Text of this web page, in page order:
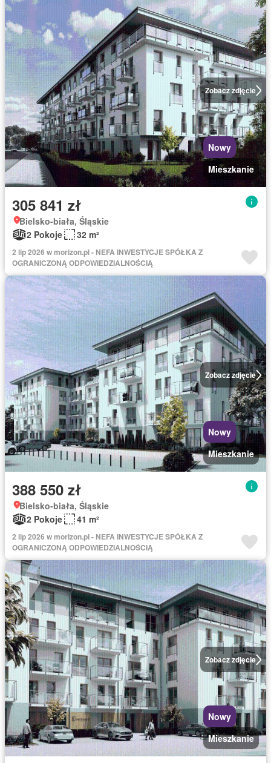
Zobacz zdjęcie
Nowy
Mieszkanie
305 841 zł
Bielsko-biała, Śląskie
2 Pokoje
32 m²
2 lip 2026 w morizon.pl - NEFA INWESTYCJE SPÓŁKA Z
OGRANICZONĄ ODPOWIEDZIALNOŚCIĄ
Zobacz zdjęcie
Nowy
Mieszkanie
388 550 zł
Bielsko-biała, Śląskie
2 Pokoje
41 m²
2 lip 2026 w morizon.pl - NEFA INWESTYCJE SPÓŁKA Z
OGRANICZONĄ ODPOWIEDZIALNOŚCIĄ
Zobacz zdjęcie
Nowy
Mieszkanie